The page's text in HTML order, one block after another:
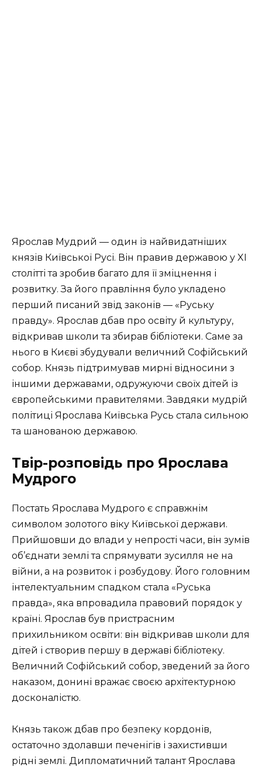
Ярослав Мудрий — один із найвидатніших
князів Київської Русі. Він правив державою у XI
столітті та зробив багато для її зміцнення і
розвитку. За його правління було укладено
перший писаний звід законів — «Руську
правду». Ярослав дбав про освіту й культуру,
відкривав школи та збирав бібліотеки. Саме за
нього в Києві збудували величний Софійський
собор. Князь підтримував мирні відносини з
іншими державами, одружуючи своїх дітей із
європейськими правителями. Завдяки мудрій
політиці Ярослава Київська Русь стала сильною
та шанованою державою.
Твір-розповідь про Ярослава
Мудрого
Постать Ярослава Мудрого є справжнім
символом золотого віку Київської держави.
Прийшовши до влади у непрості часи, він зумів
об’єднати землі та спрямувати зусилля не на
війни, а на розвиток і розбудову. Його головним
інтелектуальним спадком стала «Руська
правда», яка впровадила правовий порядок у
країні. Ярослав був пристрасним
прихильником освіти: він відкривав школи для
дітей і створив першу в державі бібліотеку.
Величний Софійський собор, зведений за його
наказом, донині вражає своєю архітектурною
досконалістю.
Князь також дбав про безпеку кордонів,
остаточно здолавши печенігів і захистивши
рідні землі. Дипломатичний талант Ярослава